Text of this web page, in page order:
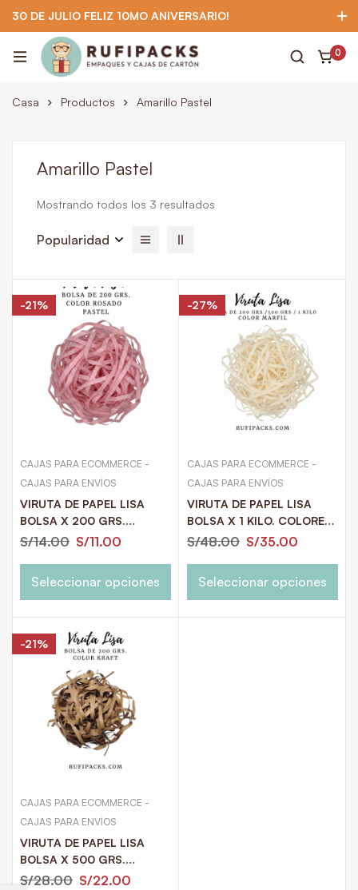
30 DE JULIO FELIZ 10MO ANIVERSARIO!
922 295 403
0
Casa Productos Amarillo Pastel
Amarillo Pastel
Mostrando todos los 3 resultados
Popularidad
-21%
CAJAS PARA ECOMMERCE -
CAJAS PARA ENVÍOS
VIRUTA DE PAPEL LISA
BOLSA X 200 GRS.
COLORES NEUTROS Y
S/14.00 S/11.00
Seleccionar opciones
-27%
CAJAS PARA ECOMMERCE -
CAJAS PARA ENVÍOS
VIRUTA DE PAPEL LISA
BOLSA X 1 KILO. COLORES
NEUTROS Y PASTELES
S/48.00 S/35.00
Seleccionar opciones
-21%
CAJAS PARA ECOMMERCE -
CAJAS PARA ENVÍOS
VIRUTA DE PAPEL LISA
BOLSA X 500 GRS.
COLORES NEUTROS Y
S/28.00 S/22.00